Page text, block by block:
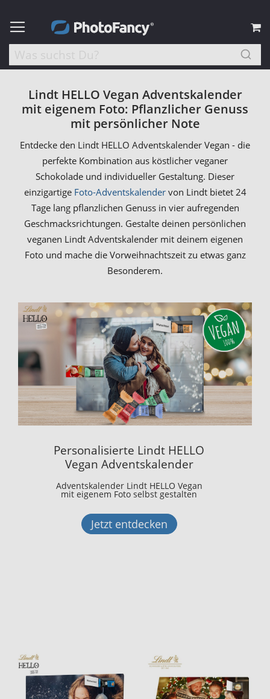
Lindt HELLO Vegan Adventskalender
mit eigenem Foto: Pflanzlicher Genuss
mit persönlicher Note
Entdecke den Lindt HELLO Adventskalender Vegan - die
perfekte Kombination aus köstlicher veganer
Schokolade und individueller Gestaltung. Dieser
einzigartige Foto-Adventskalendervon Lindt bietet 24
Tage lang pflanzlichen Genuss in vier aufregenden
Geschmacksrichtungen. Gestalte deinen persönlichen
veganen Lindt Adventskalender mit deinem eigenen
Foto und mache die Vorweihnachtszeit zu etwas ganz
Besonderem.
Personalisierte Lindt HELLO
Vegan Adventskalender
Adventskalender Lindt HELLO Vegan
mit eigenem Foto selbst gestalten
Jetzt entdecken